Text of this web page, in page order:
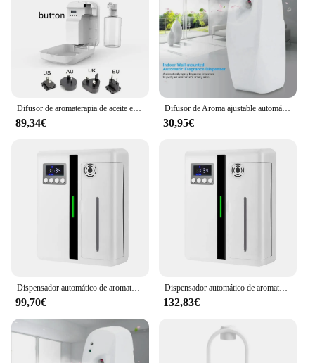
Difusor de aromaterapia de aceite esencial inteligente, dispositivo ambientador montado en la pared, Control por Bluetooth, dispensador de Aroma de fragancia
89,34€
Difusor de Aroma ajustable automático, dispensador de fragancia para el hogar, Aerosol montado en la pared, ambientador de fragancia para inodoro
30,95€
Dispensador automático de aromaterapia, difusor de aceites esenciales para Hotel y comercial, purificador de aire de fragancia para el hogar, 300m
99,70€
Dispensador automático de aromaterapia, difusor de aceites esenciales, purificador de aire de fragancia para el hogar, Hotel, comercial, centro comercial, 300m ³
132,83€